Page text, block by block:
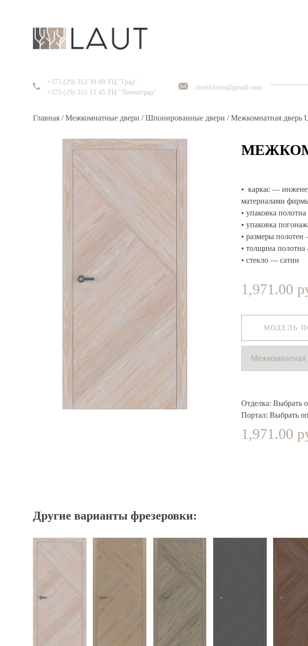
О
+375 (29) 312 39 89 ТЦ "Град"
+375 (29) 312 12 45 ТЦ "Ленинград"
motifdoors@gmail.com
Главная /Межкомнатные двери /Шпонированные двери / Межкомнатная дверь
1,971.00
• каркас —
материалами
• упаковка
• упаковка
• размеры
• толщина
• стекло — сатин
МОДЕЛЬ
Отделка: Выбрать
Портал: Выбрать
1,971.00
Другие варианты фрезеровки: